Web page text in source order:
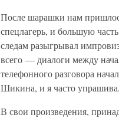
После шарашки нам
спецлагерь, и большую
следам разыгрывал
всего — диалоги между
телефонного разговора
Шикина, и я часто
В свои произведения,